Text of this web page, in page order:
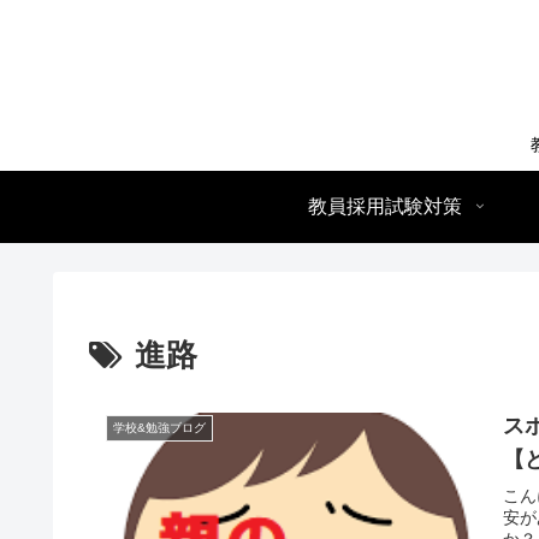
教員採用試験対策
進路
学校&勉強ブログ
ス
こ
安